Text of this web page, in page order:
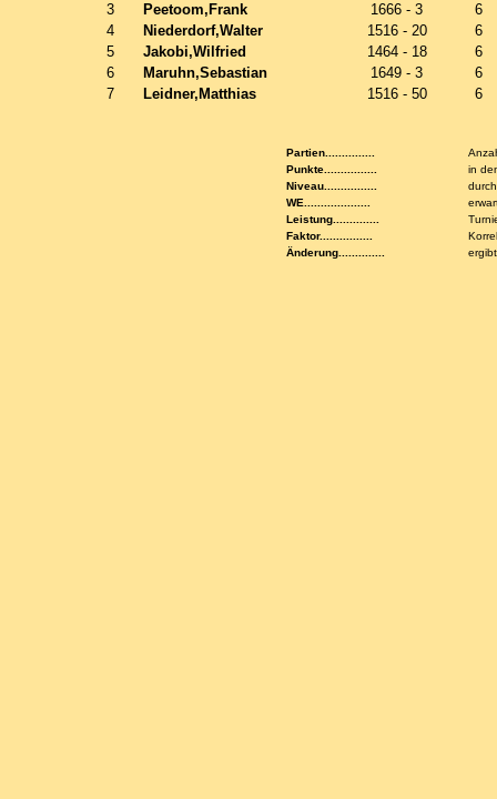
3
Peetoom,Frank 1666 - 3
6
4
Niederdorf,Walter 1516 - 20
6
5
Jakobi,Wilfried 1464 - 18
6
6
Maruhn,Sebastian 1649 - 3
6
7
Leidner,Matthias 1516 - 50 6
Partien...............
Punkte................
in
Niveau................
WE....................
Leistung..............
Faktor................
Änderung..............